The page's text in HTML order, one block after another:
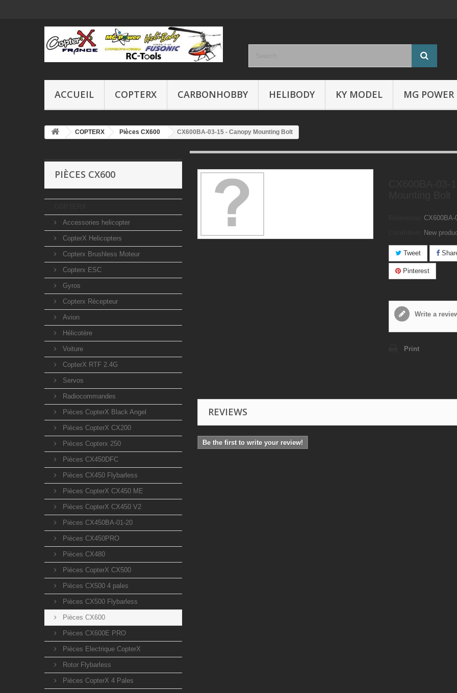
ACCUEIL COPTERX CARBONHOBBY HELIBODY KY MODEL MG POWER
COPTERX Pièces CX600 CX600BA-03-15 - Canopy Mounting Bolt
PIÈCES CX600
Accessories helicopter
CopterX Helicopters
Copterx Brushless Moteur
Copterx ESC
Gyros
Copterx Récepteur
Avion
Hélicotère
Voiture
CopterX RTF 2.4G
Servos
Radiocommandes
Pièces CopterX Black Angel
Pièces CopterX CX200
Pièces Copterx 250
Pièces CX450DFC
Pièces CX450 Flybarless
Pièces CopterX CX450 ME
Pièces CopterX CX450 V2
Pièces CX450BA-01-20
Pièces CX450PRO
Pièces CX480
Pièces CopterX CX500
Pièces CX500 4 pales
Pièces CX500 Flybarless
Pièces CX600
Pièces CX600E PRO
Pièces Electrique CopterX
Rotor Flybarless
Pièces CopterX 4 Pales
CX600BA-
New
Tweet
Pinterest
Write a
Print
REVIEWS
Be the first to write your review!